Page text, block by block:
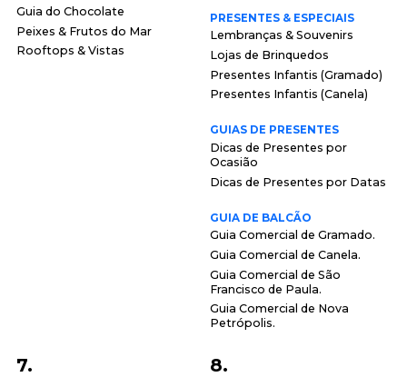
Guia do Chocolate
Peixes & Frutos do Mar
Rooftops & Vistas
PRESENTES & ESPECIAIS
Lembranças & Souvenirs
Lojas de Brinquedos
Presentes Infantis (Gramado)
Presentes Infantis (Canela)
GUIAS DE PRESENTES
Dicas de Presentes por
Ocasião
Dicas de Presentes por Datas
GUIA DE BALCÃO
Guia Comercial de Gramado.
Guia Comercial de Canela.
Guia Comercial de São
Francisco de Paula.
Guia Comercial de Nova
Petrópolis.
7. 8.